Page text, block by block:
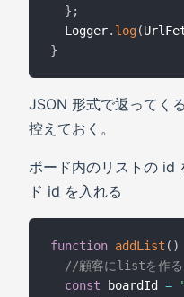
} ;
  Logger
. log(
}
JSON 形式で返ってく
控えておく。
ボード内のリストの id
ド id を入れる
function addList ( )
//顧客にlistを作る
const boardId =